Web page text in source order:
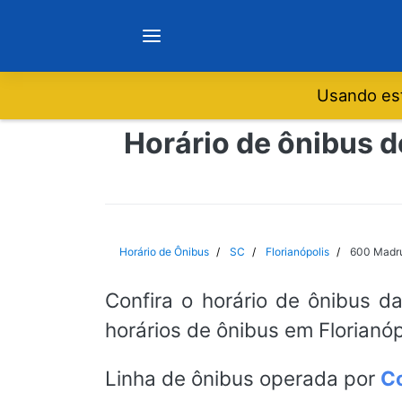
Notícias
São Paulo
Usando
Horário de ônibus
Horário de Ônibus SC Florianópolis 600
Confira o horário de ônibus
horários de ônibus em
Linha de ônibus operada por